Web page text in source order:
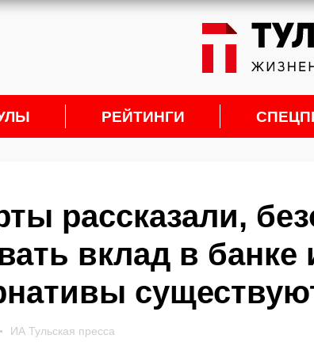
РЕЙТИНГИ
рассказали,
вклад в банке
ИА Тульская пресса